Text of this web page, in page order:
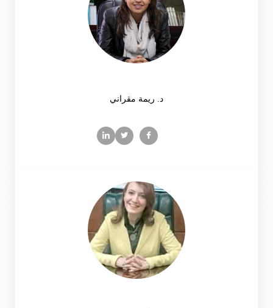
د. ريمة مقراني